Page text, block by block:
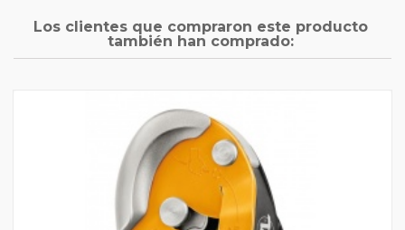
Los clientes que compraron este producto
también han comprado: